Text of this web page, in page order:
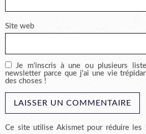
Site web
Je m'inscris à une ou plusieurs
newsletter parce que j'ai une vie
des choses !
Ce site utilise Akismet pour réduire les